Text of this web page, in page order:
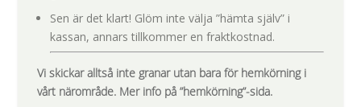
r
t
i
l
l
Sen är det klart! Glöm inte välja ”hämta själv” i
kassan, annars tillkommer en fraktkostnad.
Vi skickar alltså inte granar utan bara för hemkörning i
vårt närområde. Mer info på ”hemkörning”-sida.